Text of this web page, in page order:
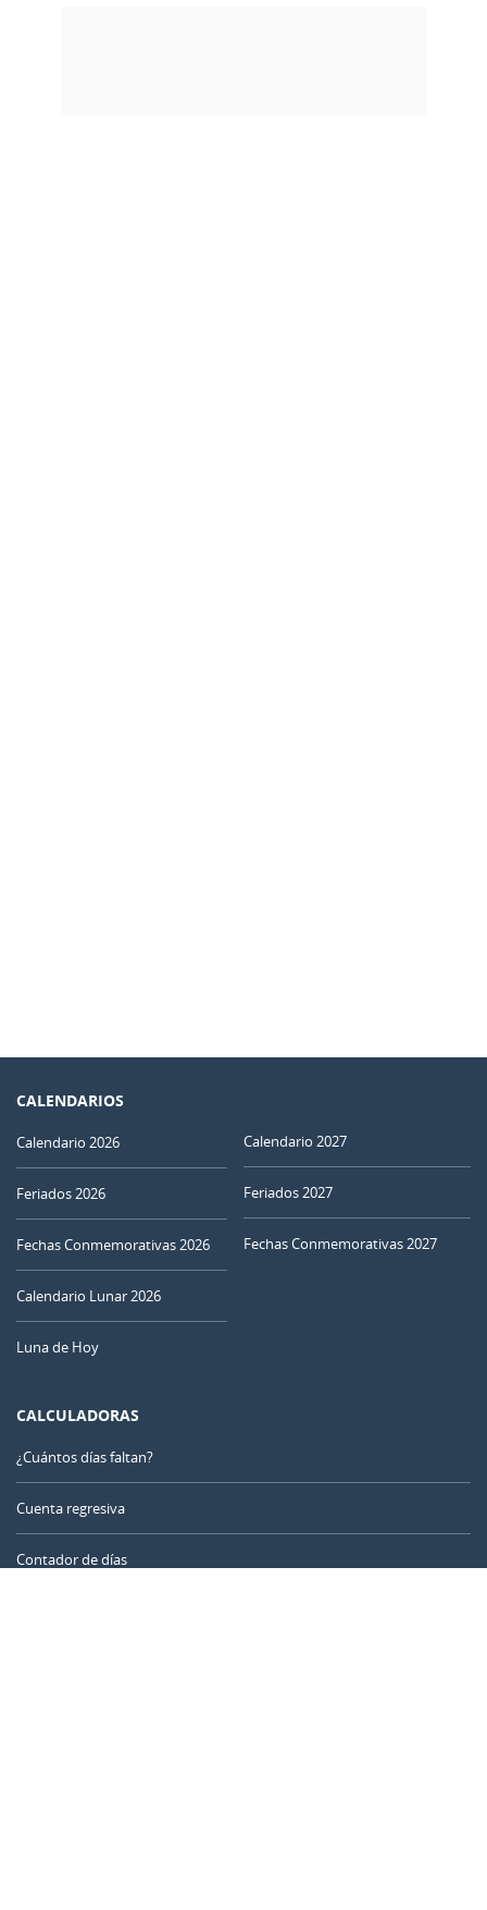
CALENDARIOS
Calendario 2026
Feriados 2026
Fechas Conmemorativas 2026
Calendario Lunar 2026
Luna de Hoy
Calendario 2027
Feriados 2027
Fechas Conmemorativas 2027
CALCULADORAS
¿Cuántos días faltan?
Cuenta regresiva
Contador de días